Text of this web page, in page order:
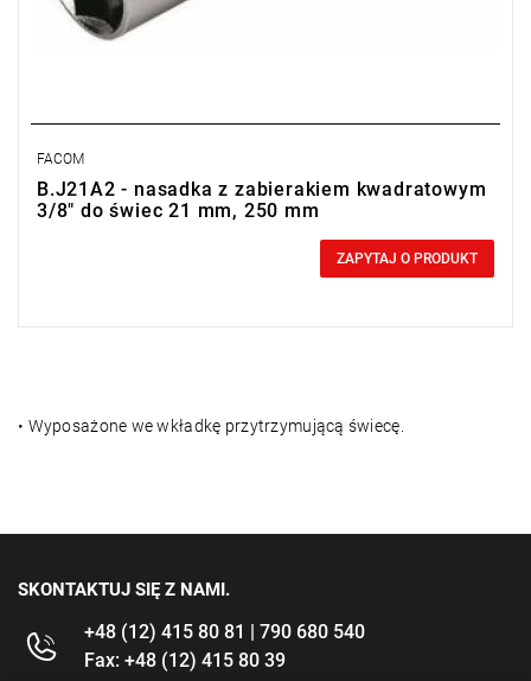
FACOM
B.J21A2 - nasadka z zabierakiem kwadratowym
3/8" do świec 21 mm, 250 mm
ZAPYTAJ O PRODUKT
• Wyposażone we wkładkę przytrzymującą świecę.
SKONTAKTUJ SIĘ Z NAMI.
+48 (12) 415 80 81 | 790 680 540
Fax: +48 (12) 415 80 39